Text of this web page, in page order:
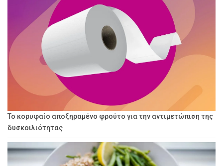
Το κορυφαίο αποξηραμένο φρούτο για την αντιμετώπιση της
δυσκοιλιότητας